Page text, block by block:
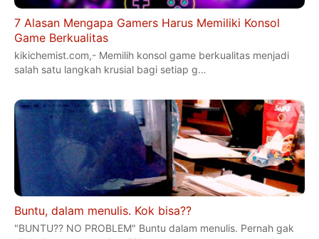
7 Alasan Mengapa Gamers Harus Memiliki Konsol
Game Berkualitas
kikichemist.com,- Memilih konsol game berkualitas menjadi
salah satu langkah krusial bagi setiap g…
Buntu, dalam menulis. Kok bisa??
"BUNTU?? NO PROBLEM" Buntu dalam menulis. Pernah gak